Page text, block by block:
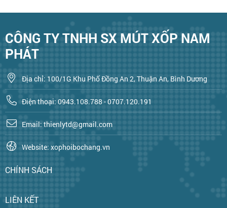
CÔNG TY TNHH SX MÚT XỐP NAM
PHÁT
Địa chỉ: 100/1G Khu Phố Đồng An 2, Thuận An, Bình Dương
Điện thoại: 0943.108.788 - 0707.120.191
Email: thienlytd@gmail.com
Website: xophoibochang.vn
CHÍNH SÁCH
LIÊN KẾT